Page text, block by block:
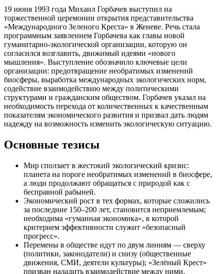
19 июня 1993 года Михаил Горбачев выступил на
торжественной церемонии открытия представительства
«Международного Зеленого Креста» в Женеве. Речь стала
программным заявлением Горбачева как главы новой
гуманитарно-экологической организации, которую он
согласился возглавить, движимый идеями «нового
мышления». Выступление обозначило ключевые цели
организации: предотвращение необратимых изменений
биосферы, выработка международных экологических норм,
содействие взаимодействию между политическими
структурами и гражданским обществом. Горбачев указал на
необходимость перехода от количественных к качественным
показателям экономического развития и призвал дать людям
надежду на возможность изменить экологическую ситуацию.
Основные тезисы
Мир сползает в жестокий экологический кризис:
планета на пороге необратимых изменений в биосфере,
а люди продолжают обращаться с природой как с
бесправной рабыней.
Экономический рост в тех формах, которые сложились
за последние 150–200 лет, становится неприемлемым;
необходима «гуманная экономика», в которой
критерием эффективности служит «безопасный
прогресс».
Перемены в обществе идут по двум линиям — сверху
(политики, законодатели) и снизу (общественные
движения, СМИ, деятели культуры); «Зелёный Крест»
призван наладить взаимодействие между ними.